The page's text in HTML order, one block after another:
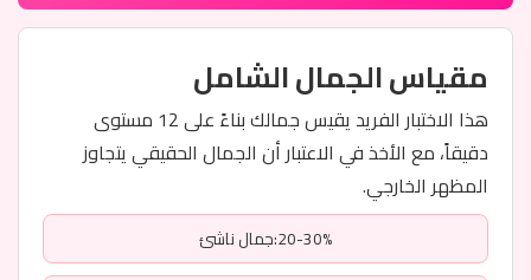
مقياس الجمال الشامل
هذا الاختبار الفريد يقيس جمالك بناءً على 12 مستوى
دقيقاً، مع الأخذ في الاعتبار أن الجمال الحقيقي يتجاوز
المظهر الخارجي.
20-30%:جمال ناشئ